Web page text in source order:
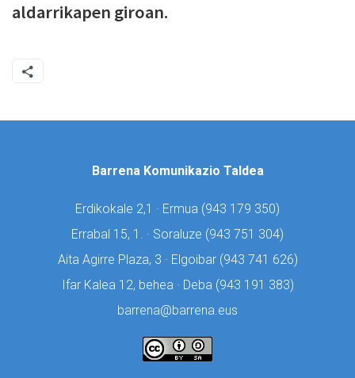
aldarrikapen giroan.
Barrena Komunikazio Taldea
Erdikokale 2,1 · Ermua (943 179 350)
Errabal 15, 1. · Soraluze (943 751 304)
Aita Agirre Plaza, 3 · Elgoibar (943 741 626)
Ifar Kalea 12, behea · Deba (943 191 383)
barrena@barrena.eus